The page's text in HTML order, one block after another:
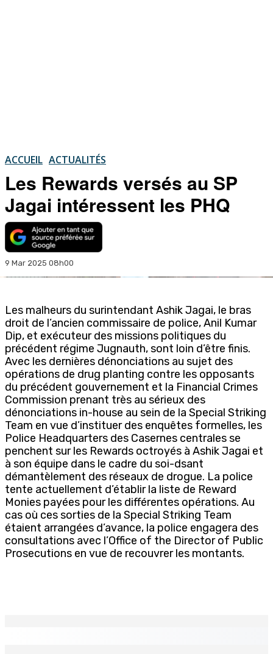
ACCUEIL ACTUALITÉS
Les Rewards versés au SP
Jagai intéressent les PHQ
9 Mar 2025 08h00
Les malheurs du surintendant Ashik Jagai, le bras
droit de l’ancien commissaire de police, Anil Kumar
Dip, et exécuteur des missions politiques du
précédent régime Jugnauth, sont loin d’être finis.
Avec les dernières dénonciations au sujet des
opérations de drug planting contre les opposants
du précédent gouvernement et la Financial Crimes
Commission prenant très au sérieux des
dénonciations in-house au sein de la Special Striking
Team en vue d’instituer des enquêtes formelles, les
Police Headquarters des Casernes centrales se
penchent sur les Rewards octroyés à Ashik Jagai et
à son équipe dans le cadre du soi-dsant
démantèlement des réseaux de drogue. La police
tente actuellement d’établir la liste de Reward
Monies payées pour les différentes opérations. Au
cas où ces sorties de la Special Striking Team
étaient arrangées d’avance, la police engagera des
consultations avec l’Office of the Director of Public
Prosecutions en vue de recouvrer les montants.